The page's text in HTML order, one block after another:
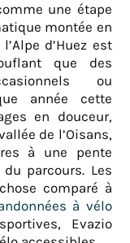
une étape
montée en
d’Huez est
que des
ou
année cette
en douceur,
de l’Oisans,
à une pente
parcours. Les
comparé à
à vélo
Evazio